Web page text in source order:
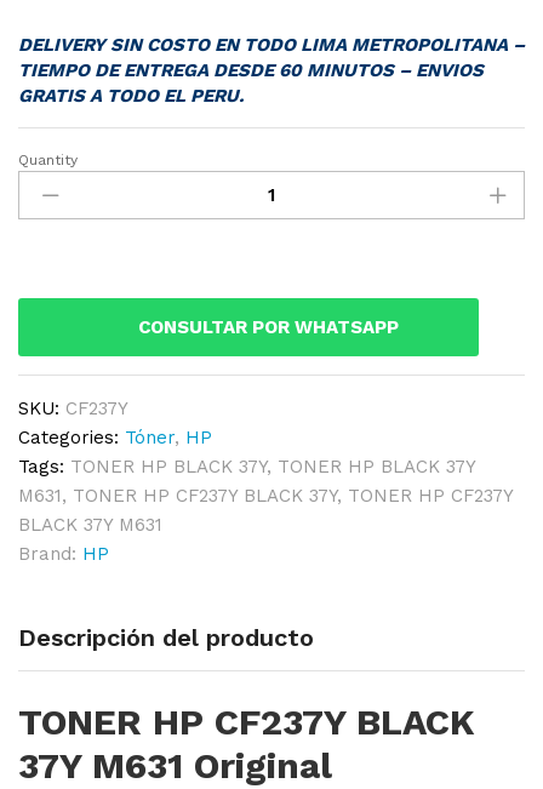
DELIVERY SIN COSTO EN TODO LIMA METROPOLITANA –
TIEMPO DE ENTREGA DESDE 60 MINUTOS – ENVIOS
GRATIS A TODO EL PERU.
TONER
HP
CF237Y
Quantity
CONSULTAR POR WHATSAPP
SKU: CF237Y
Categories: Tóner, HP
Tags: TONER HP BLACK 37Y, TONER HP BLACK 37Y
M631, TONER HP CF237Y BLACK 37Y, TONER HP CF237Y
BLACK 37Y M631
Brand: HP
Descripción del producto
TONER HP CF237Y BLACK
37Y M631 Original